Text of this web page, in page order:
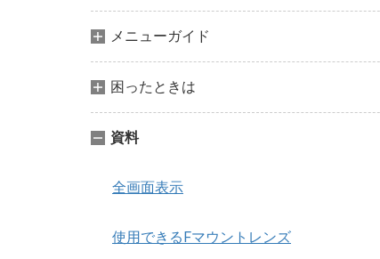
メニューガイド
困ったときは
資料
全画面表示
使用できるFマウントレンズ